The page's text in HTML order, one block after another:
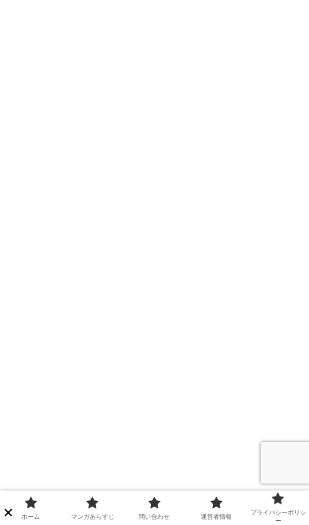
ホーム マンガあらすじ 問い合わせ 運営者情報
プライバシーポリシ
ー